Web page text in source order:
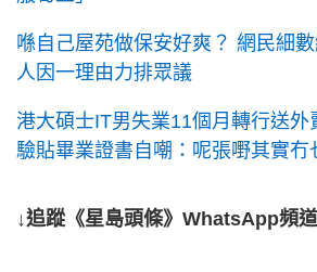
喺自己屋苑做保安好爽？ 網民細
人因一理由力排眾議
港大碩士IT男失業11個月轉行送外
驗貼畢業證書自嘲：呢張嘢其實冇
↓追蹤《星島頭條》WhatsApp頻